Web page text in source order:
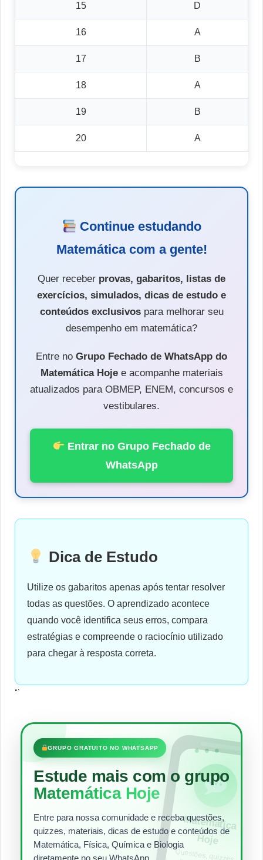
15 D
16 A
17 B
18 A
19 B
20 A
Continue estudando
Matemática com a gente!
Quer receber provas, gabaritos, listas de
exercícios, simulados, dicas de estudo e
conteúdos exclusivospara melhorar seu
desempenho em matemática?
Entre no Grupo Fechado de WhatsApp do
Matemática Hojee acompanhe materiais
atualizados para OBMEP, ENEM, concursos e
vestibulares.
Entrar no Grupo Fechado de
WhatsApp
Dica de Estudo
Utilize os gabaritos apenas após tentar resolver
todas as questões. O aprendizado acontece
quando você identifica seus erros, compara
estratégias e compreende o raciocínio utilizado
para chegar à resposta correta.
“`
•••
GRUPO GRATUITO NO WHATSAPP
Estude mais com o grupo
Matemática Hoje
Entre para nossa comunidade e receba questões,
quizzes, materiais, dicas de estudo e conteúdos de
Matemática, Física, Química e Biologia
diretamente no seu WhatsApp.
Matem
ática
Hoje
Questões, quizzes,
dicas e materiais
para estudar todos